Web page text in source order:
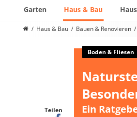
Garten Haus & Bau
Die beliebtesten Vergleiche
Außenleuchte mit Kamera
Smart-Home-Rauchmelder
Überwachungskameras außen
Haus & Bau Bauen & Renovieren
Teilen
Boden & Fliesen
Ein